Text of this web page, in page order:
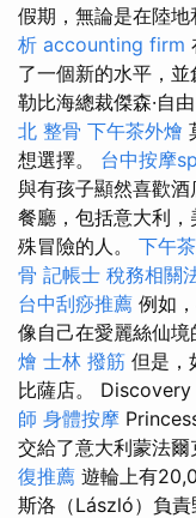
假期，無論是在陸地
析 accounting firm
了一個新的水平，
勒比海總裁傑森·自
北 整骨 下午茶外燴
想選擇。 台中按摩
與有孩子顯然喜歡
餐廳，包括意大利
殊冒險的人。 下午
骨 記帳士 稅務相關
台中刮痧推薦 例如
像自己在愛麗絲仙境
燴 士林 撥筋 但是，
比薩店。 Discovery
師 身體按摩
交給了意大利蒙法
復推薦 遊輪上有
斯洛（László）負責